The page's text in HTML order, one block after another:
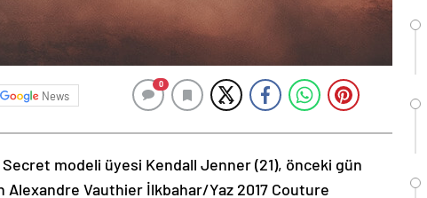
News
0
modeli üyesi Kendall Jenner (21), önceki gün
Alexandre Vauthier İlkbahar/Yaz 2017 Couture